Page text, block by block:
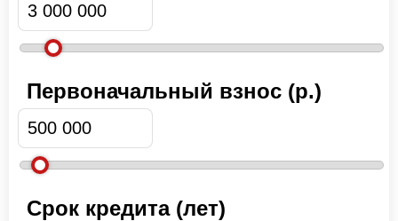
Первоначальный взнос (р.)
Срок кредита (лет)